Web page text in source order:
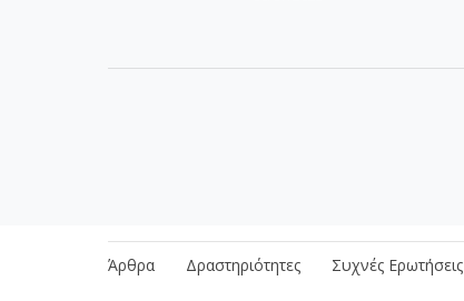
Άρθρα Δραστηριότητες Συχνές Ερωτήσεις